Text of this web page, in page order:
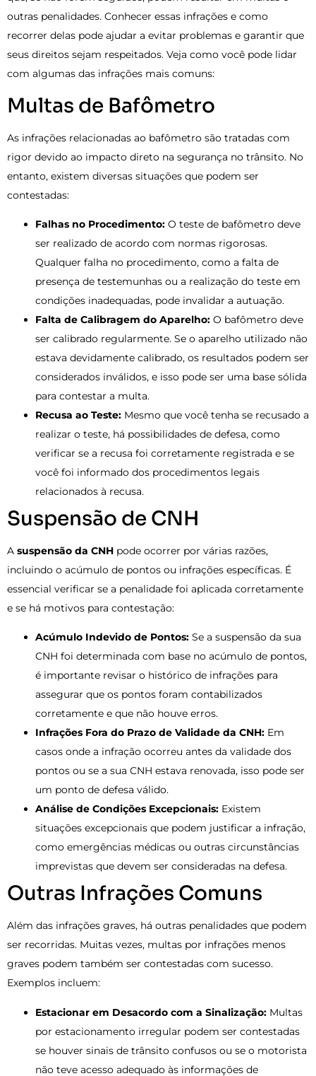
outras penalidades. Conhecer essas infrações e como
recorrer delas pode ajudar a evitar problemas e garantir que
seus direitos sejam respeitados. Veja como você pode lidar
com algumas das infrações mais comuns:
Multas de Bafômetro
As infrações relacionadas ao bafômetro são tratadas com
rigor devido ao impacto direto na segurança no trânsito. No
entanto, existem diversas situações que podem ser
contestadas:
Falhas no Procedimento: O teste de bafômetro deve
ser realizado de acordo com normas rigorosas.
Qualquer falha no procedimento, como a falta de
presença de testemunhas ou a realização do teste em
condições inadequadas, pode invalidar a autuação.
Falta de Calibragem do Aparelho: O bafômetro deve
ser calibrado regularmente. Se o aparelho utilizado não
estava devidamente calibrado, os resultados podem ser
considerados inválidos, e isso pode ser uma base sólida
para contestar a multa.
Recusa ao Teste: Mesmo que você tenha se recusado a
realizar o teste, há possibilidades de defesa, como
verificar se a recusa foi corretamente registrada e se
você foi informado dos procedimentos legais
relacionados à recusa.
Suspensão de CNH
A suspensão da CNH pode ocorrer por várias razões,
incluindo o acúmulo de pontos ou infrações específicas. É
essencial verificar se a penalidade foi aplicada corretamente
e se há motivos para contestação:
Acúmulo Indevido de Pontos: Se a suspensão da sua
CNH foi determinada com base no acúmulo de pontos,
é importante revisar o histórico de infrações para
assegurar que os pontos foram contabilizados
corretamente e que não houve erros.
Infrações Fora do Prazo de Validade da CNH: Em
casos onde a infração ocorreu antes da validade dos
pontos ou se a sua CNH estava renovada, isso pode ser
um ponto de defesa válido.
Análise de Condições Excepcionais: Existem
situações excepcionais que podem justificar a infração,
como emergências médicas ou outras circunstâncias
imprevistas que devem ser consideradas na defesa.
Outras Infrações Comuns
Além das infrações graves, há outras penalidades que podem
ser recorridas. Muitas vezes, multas por infrações menos
graves podem também ser contestadas com sucesso.
Exemplos incluem:
Estacionar em Desacordo com a Sinalização: Multas
por estacionamento irregular podem ser contestadas
se houver sinais de trânsito confusos ou se o motorista
não teve acesso adequado às informações de